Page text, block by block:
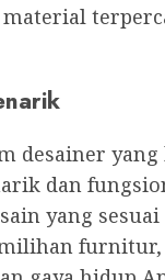
material
desainer yang
dan
yang